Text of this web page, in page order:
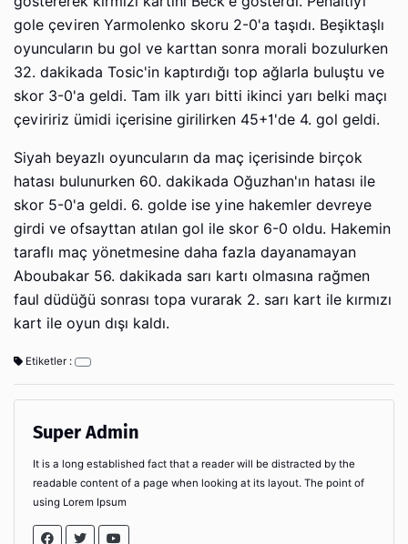
gole çeviren Yarmolenko skoru 2-0'a taşıdı. Beşiktaşlı
oyuncuların bu gol ve karttan sonra morali bozulurken
32. dakikada Tosic'in kaptırdığı top ağlarla buluştu ve
skor 3-0'a geldi. Tam ilk yarı bitti ikinci yarı belki maçı
çeviririz ümidi içerisine girilirken 45+1'de 4. gol geldi.
Siyah beyazlı oyuncuların da maç içerisinde birçok
hatası bulunurken 60. dakikada Oğuzhan'ın hatası ile
skor 5-0'a geldi. 6. golde ise yine hakemler devreye
girdi ve ofsayttan atılan gol ile skor 6-0 oldu. Hakemin
taraflı maç yönetmesine daha fazla dayanamayan
Aboubakar 56. dakikada sarı kartı olmasına rağmen
faul düdüğü sonrası topa vurarak 2. sarı kart ile kırmızı
kart ile oyun dışı kaldı.
Etiketler :
Super Admin
It is a long established fact that a reader will be distracted by the
readable content of a page when looking at its layout. The point of
using Lorem Ipsum